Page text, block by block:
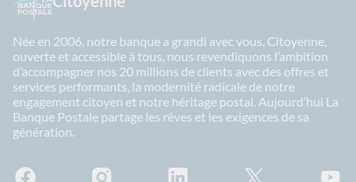
Née en 2006, notre banque a grandi avec vous. Citoyenne,
ouverte et accessible à tous, nous revendiquons l’ambition
d’accompagner nos 20 millions de clients avec des offres et
services performants, la modernité radicale de notre
engagement citoyen et notre héritage postal. Aujourd’hui La
Banque Postale partage les rêves et les exigences de sa
génération.